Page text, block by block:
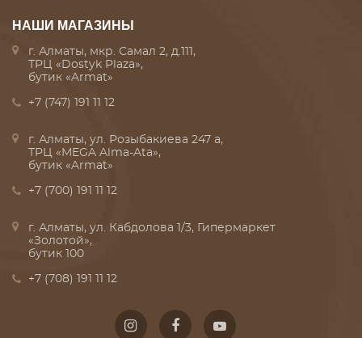
НАШИ МАГАЗИНЫ
г. Алматы, мкр. Самал 2, д.111,
ТРЦ «Dostyk Plaza»,
бутик «Armat»
+7 (747) 191 11 12
г. Алматы, ул. Розыбакиева 247 а,
ТРЦ «MEGA Alma-Ata»,
бутик «Armat»
+7 (700) 191 11 12
г. Алматы, ул. Кабдолова 1/3, Гипермаркет
«Золотой»,
бутик 100
+7 (708) 191 11 12